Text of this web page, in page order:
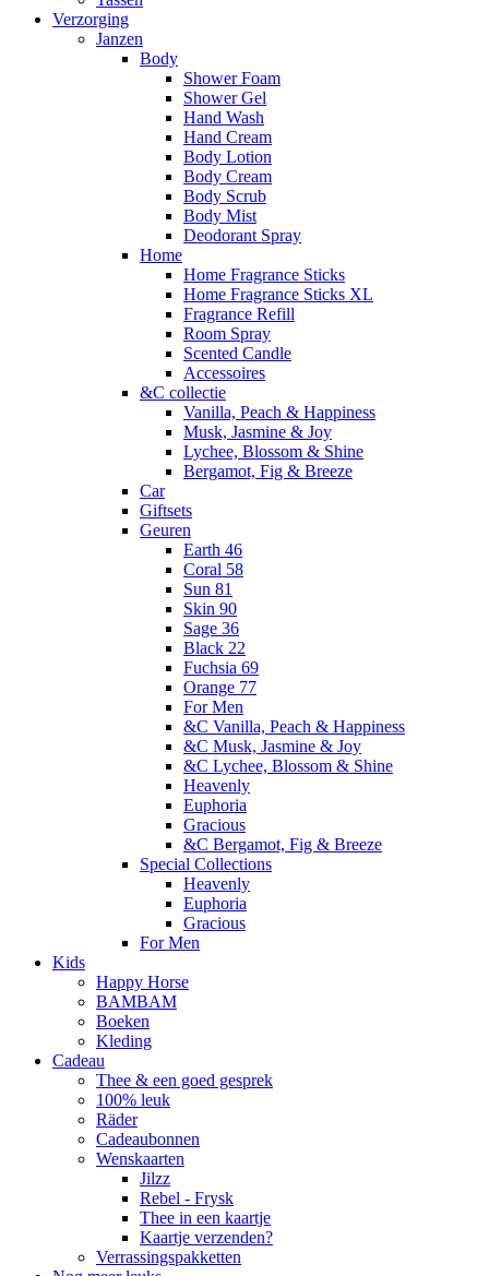
Verzorging
Janzen
Body
Shower Foam
Shower Gel
Hand Wash
Hand Cream
Body Lotion
Body Cream
Body Scrub
Body Mist
Deodorant Spray
Home
Home Fragrance Sticks
Home Fragrance Sticks XL
Fragrance Refill
Room Spray
Scented Candle
Accessoires
&C collectie
Vanilla, Peach & Happiness
Musk, Jasmine & Joy
Lychee, Blossom & Shine
Bergamot, Fig & Breeze
Car
Giftsets
Geuren
Earth 46
Coral 58
Sun 81
Skin 90
Sage 36
Black 22
Fuchsia 69
Orange 77
For Men
&C Vanilla, Peach & Happiness
&C Musk, Jasmine & Joy
&C Lychee, Blossom & Shine
Heavenly
Euphoria
Gracious
&C Bergamot, Fig & Breeze
Special Collections
Heavenly
Euphoria
Gracious
For Men
Kids
Happy Horse
BAMBAM
Boeken
Kleding
Cadeau
Thee & een goed gesprek
100% leuk
Räder
Cadeaubonnen
Wenskaarten
Jilzz
Rebel - Frysk
Thee in een kaartje
Kaartje verzenden?
Verrassingspakketten